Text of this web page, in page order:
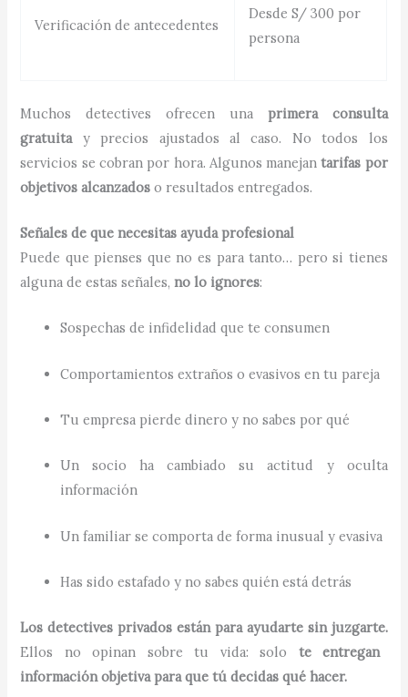
Verificación de antecedentes
Desde S/ 300 por
persona
Muchos detectives ofrecen una primera consulta
gratuita y precios ajustados al caso. No todos los
servicios se cobran por hora. Algunos manejantarifas por
objetivos alcanzados o resultados entregados.
Señales de que necesitas ayuda profesional
Puede que pienses que no es para tanto… pero si tienes
alguna de estas señales,no lo ignores:
Sospechas de infidelidad que te consumen
Comportamientos extraños o evasivos en tu pareja
Tu empresa pierde dinero y no sabes por qué
Un socio ha cambiado su actitud y oculta
información
Un familiar se comporta de forma inusual y evasiva
Has sido estafado y no sabes quién está detrás
Los detectives privados están para ayudarte sin juzgarte.
Ellos no opinan sobre tu vida: solo te entregan
información objetiva para que tú decidas qué hacer.